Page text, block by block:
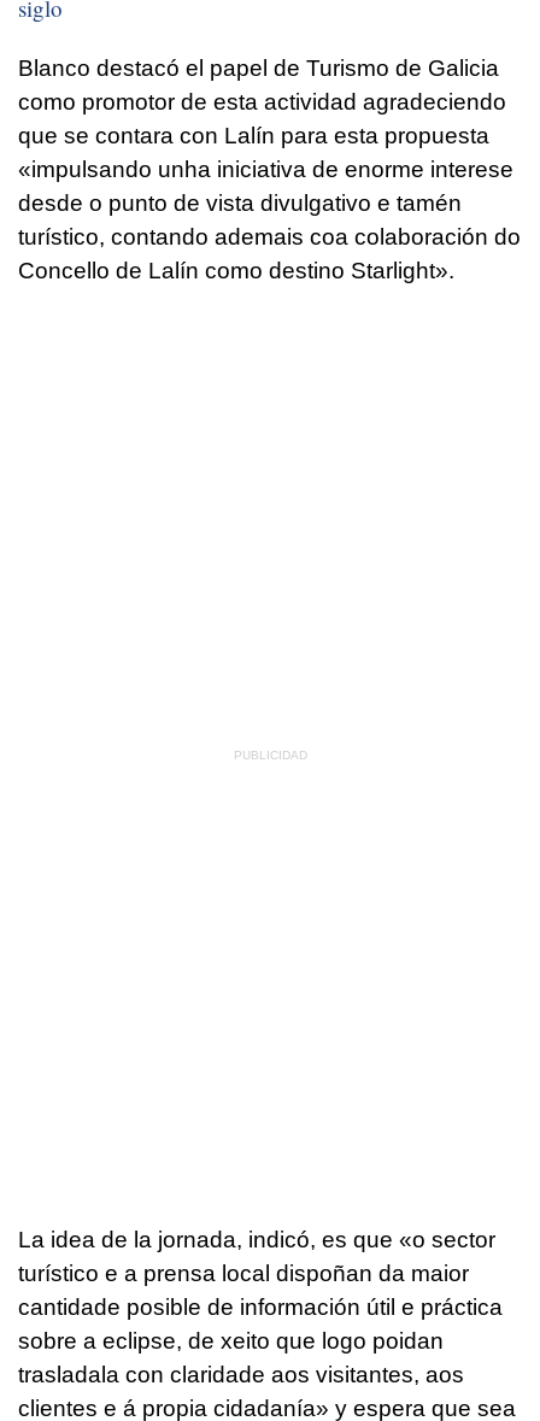
siglo
Blanco destacó el papel de Turismo de Galicia
como promotor de esta actividad agradeciendo
que se contara con Lalín para esta propuesta
«impulsando unha iniciativa de enorme interese
desde o punto de vista divulgativo e tamén
turístico, contando ademais coa colaboración do
Concello de Lalín como destino Starlight».
La idea de la jornada, indicó, es que «o sector
turístico e a prensa local dispoñan da maior
cantidade posible de información útil e práctica
sobre a eclipse, de xeito que logo poidan
trasladala con claridade aos visitantes, aos
clientes e á propia cidadanía» y espera que sea